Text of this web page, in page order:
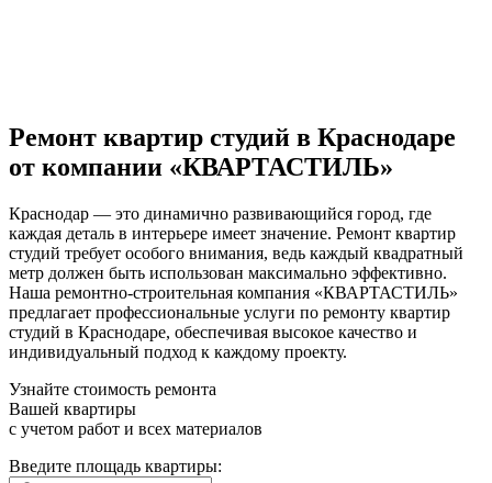
Ремонт квартир студий в Краснодаре
от компании «КВАРТАСТИЛЬ»
Краснодар — это динамично развивающийся город, где
каждая деталь в интерьере имеет значение. Ремонт квартир
студий требует особого внимания, ведь каждый квадратный
метр должен быть использован максимально эффективно.
Наша ремонтно-строительная компания «КВАРТАСТИЛЬ»
предлагает профессиональные услуги по ремонту квартир
студий в Краснодаре, обеспечивая высокое качество и
индивидуальный подход к каждому проекту.
Узнайте стоимость ремонта
Вашей квартиры
с учетом работ и всех материалов
Введите площадь квартиры: